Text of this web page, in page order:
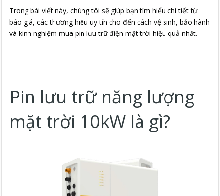
Trong bài viết này, chúng tôi sẽ giúp bạn tìm hiểu chi tiết từ
báo giá, các thương hiệu uy tín cho đến cách vệ sinh, bảo hành
và kinh nghiệm mua pin lưu trữ điện mặt trời hiệu quả nhất.
Pin lưu trữ năng lượng
mặt trời 10kW là gì?